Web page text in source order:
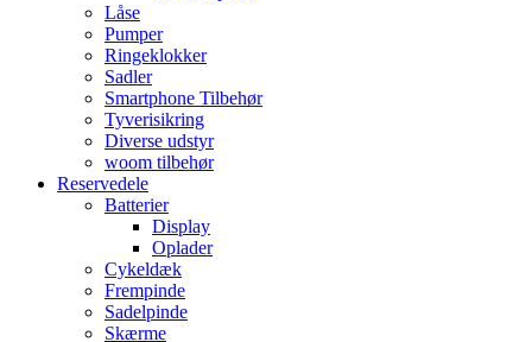
Låse
Pumper
Ringeklokker
Sadler
Smartphone Tilbehør
Tyverisikring
Diverse udstyr
woom tilbehør
Reservedele
Batterier
Display
Oplader
Cykeldæk
Frempinde
Sadelpinde
Skærme